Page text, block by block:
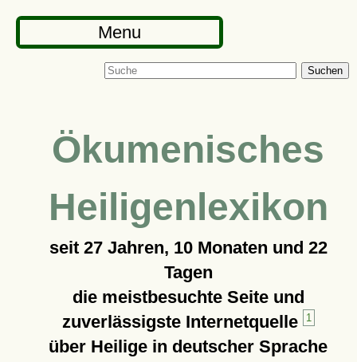
Menu
Suchen
Ökumenisches
Heiligenlexikon
seit 27 Jahren, 10 Monaten und 22
Tagen
die meistbesuchte Seite und
zuverlässigste Internetquelle
1
über Heilige in deutscher Sprache